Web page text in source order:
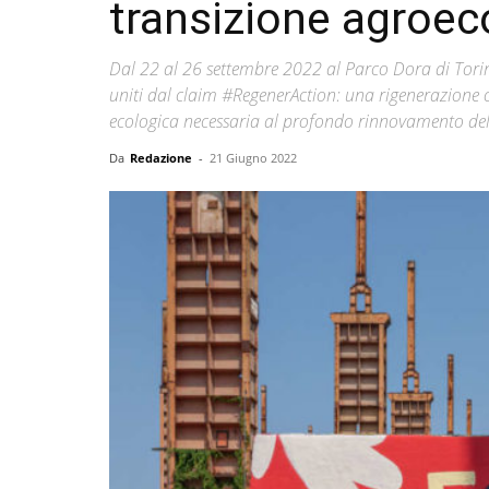
transizione
Dal 22 al 26 settembre 2022 al Parco Dora di
uniti dal claim #RegenerAction: una
ecologica necessaria al profondo rinnovamento
Da Redazione - 21 Giugno 2022